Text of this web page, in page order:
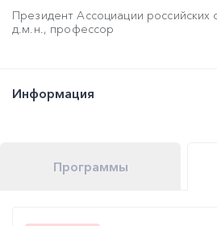
Президент Ассоциации российских
д.м.н., профессор
Информация
Программы